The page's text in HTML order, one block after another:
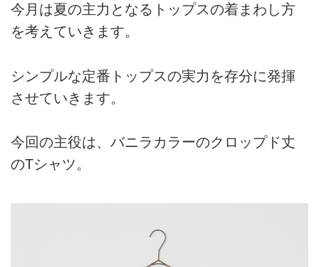
今月は夏の主力となるトップスの着まわし方
を考えていきます。
シンプルな定番トップスの実力を存分に発揮
させていきます。
今回の主役は、バニラカラーのクロップド丈
のTシャツ。